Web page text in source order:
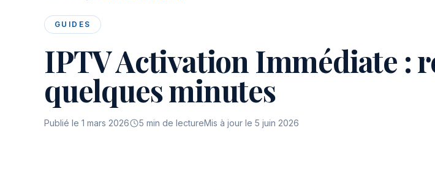
GUIDES
IPTV Activation Immédiate :
quelques minutes
Publié le 1 mars 2026 5 min de lectureMis à jour le 5 juin 2026